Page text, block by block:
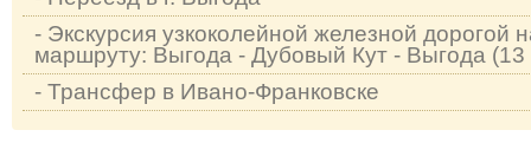
- Экскурсия узкоколейной железной дорогой
маршруту: Выгода - Дубовый Кут - Выгода (13
- Трансфер в Ивано-Франковске